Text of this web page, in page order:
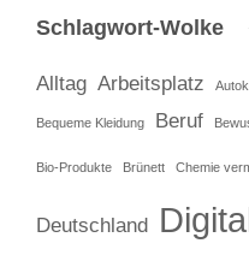
Schlagwort-Wolke
Alltag Arbeitsplatz
Bequeme Kleidung Beruf
Bio-Produkte Brünett Chemie
Deutschland